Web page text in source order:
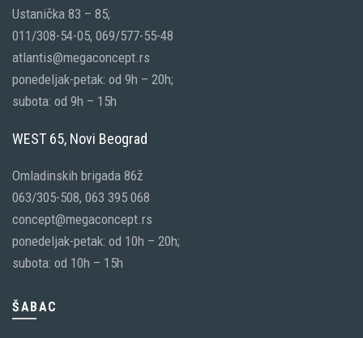
Ustanička 83 – 85;
011/308-54-05, 069/577-55-48
atlantis@megaconcept.rs
ponedeljak-petak: od 9h – 20h;
subota: od 9h – 15h
WEST 65, Novi Beograd
Omladinskih brigada 86ž
063/305-508, 063 395 068
concept@megaconcept.rs
ponedeljak-petak: od 10h – 20h;
subota: od 10h – 15h
ŠABAC